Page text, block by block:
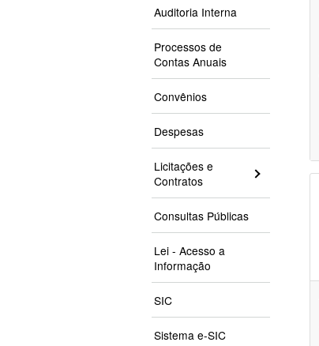
Auditoria Interna
Processos de
Contas Anuais
Convênios
Despesas
Licitações e
Contratos
Consultas Públicas
Lei - Acesso a
Informação
SIC
Sistema e-SIC